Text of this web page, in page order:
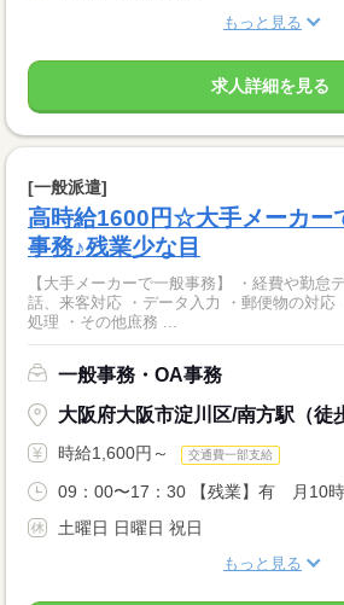
もっと見る
求人詳細を見る
[一般派遣]
高時給1600円☆大手メーカー
事務♪残業少な目
【大手メーカーで一般事務】 ・経費や勤怠
話、来客対応 ・データ入力 ・郵便物の対応
処理 ・その他庶務 ...
一般事務・OA事務
大阪府大阪市淀川区/南方駅（徒
時給1,600円～ 交通費一部支給
09：00〜17：30 【残業】有 月10
土曜日 日曜日 祝日
もっと見る